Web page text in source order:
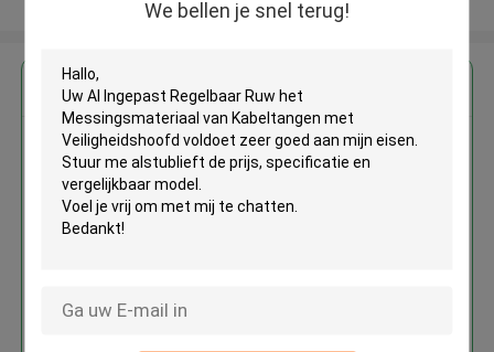
We bellen je snel terug!
Krijg de beste prijs voor
Al Ingepast Regelbaar Ruw het
Messingsmateriaal van
Kabeltangen met
Doorgaan